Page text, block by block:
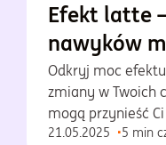
Efekt latte
nawyków
Odkryj moc
zmiany w Twoich
mogą przynieść
21.05.2025 5 min